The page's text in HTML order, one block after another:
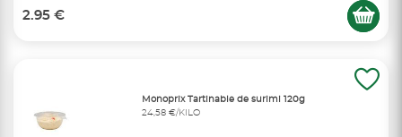
2.95 €
Monoprix Tartinable de surimi 120g
24,58 €/KILO